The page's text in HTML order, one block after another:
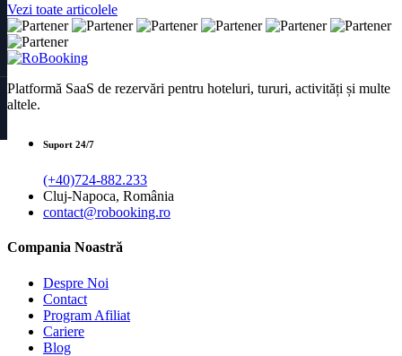
Vezi toate articolele
Platformă SaaS de rezervări pentru hoteluri, tururi, activități și multe
altele.
Suport 24/7
(+40)724-882.233
Cluj-Napoca, România
contact@robooking.ro
Compania Noastră
Despre Noi
Contact
Program Afiliat
Cariere
Blog